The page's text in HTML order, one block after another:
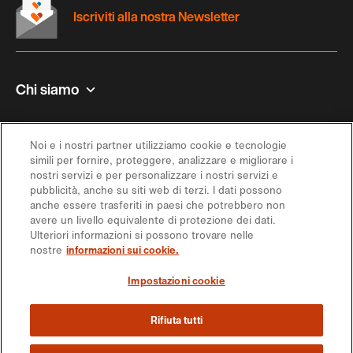
Chi siamo
Ispirazione
Offerta
Iscriviti alla nostra Newsletter
Seguici sui social media
https://engagement.migros.ch/it/social-
media
https://engagement.migros.ch/it/social-
media
https://engagement.migros.ch/it/social-
media
https://engagement.migros.ch/it/social-
media
https://engagement.migros.ch/it/
media
Noi e i nostri partner utilizziamo cookie e tecnologie
simili per fornire, proteggere, analizzare e migliorare i
nostri servizi e per personalizzare i nostri servizi e
pubblicità, anche su siti web di terzi. I dati possono
anche essere trasferiti in paesi che potrebbero non
avere un livello equivalente di protezione dei dati.
Ulteriori informazioni si possono trovare nelle
nostre informazioni sui cookie.
Impostazioni cookie
Rifiuta tutti